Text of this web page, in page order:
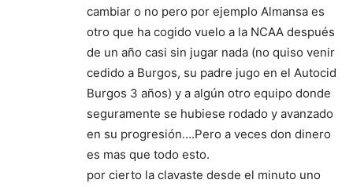
cambiar o no pero por ejemplo Almansa es
otro que ha cogido vuelo a la NCAA después
de un año casi sin jugar nada (no quiso venir
cedido a Burgos, su padre jugo en el Autocid
Burgos 3 años) y a algún otro equipo donde
seguramente se hubiese rodado y avanzado
en su progresión….Pero a veces don dinero
es mas que todo esto.
por cierto la clavaste desde el minuto uno